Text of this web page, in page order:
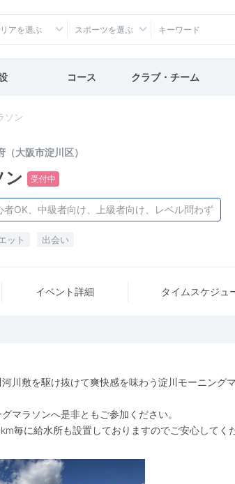
アを選ぶ スポーツを選ぶ
コース クラブ・チーム
ソン
（大阪市淀川区）
ン 受付中
者OK、中級者向け、上級者向け、レベル問わず
ット 出会い
イベント詳細 タイム スケジュ
川敷を駆け抜けて爽快感を味わう淀川モーニング
マラソンへ是非ともご参加ください。
毎に給水所も設置しておりますのでご安心してく